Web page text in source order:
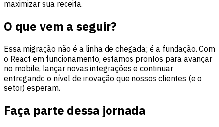
maximizar sua receita.
O que vem a seguir?
Essa migração não é a linha de chegada; é a fundação. Com
o React em funcionamento, estamos prontos para avançar
no mobile, lançar novas integrações e continuar
entregando o nível de inovação que nossos clientes (e o
setor) esperam.
Faça parte dessa jornada